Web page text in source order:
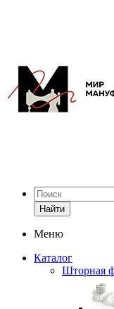
Найти
Меню
Каталог
Шторная